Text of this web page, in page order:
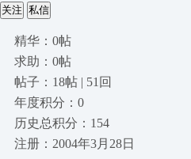
关注 私信
精华：0帖
求助：0帖
帖子：18帖 | 51回
年度积分：0
历史总积分：154
注册：2004年3月28日